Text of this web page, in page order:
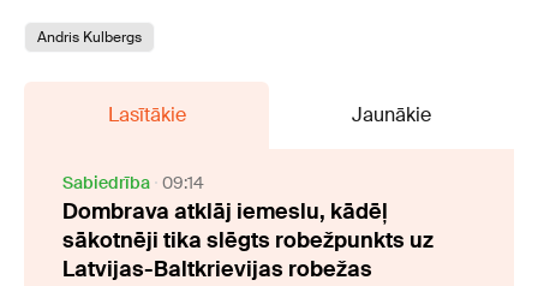
Andris Kulbergs
Lasītākie Jaunākie
Sabiedrība 09:14
Dombrava atklāj iemeslu, kādēļ
sākotnēji tika slēgts robežpunkts uz
Latvijas-Baltkrievijas robežas